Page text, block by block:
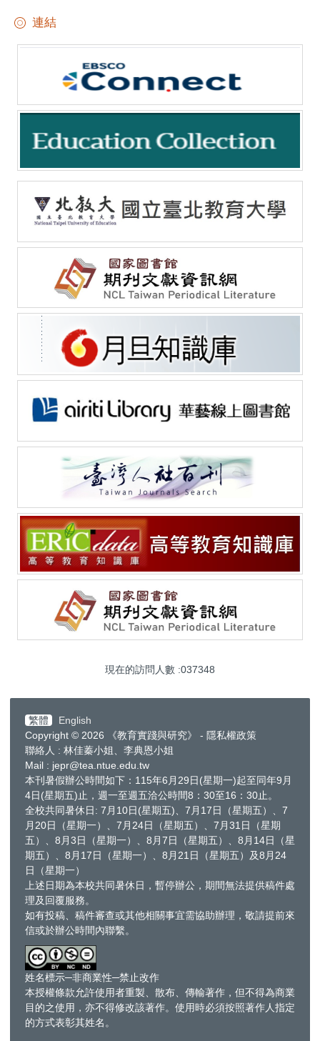
連結
現在的訪問人數 :037348
繁體
English
Copyright © 2026 《教育實踐與研究》 - 隱私權政策
聯絡人 : 林佳蓁小姐、李典恩小姐
Mail : jepr@tea.ntue.edu.tw
本刊暑假辦公時間如下：115年6月29日(星期一)起至同年9月
4日(星期五)止，週一至週五洽公時間8：30至16：30止。
全校共同暑休日: 7月10日(星期五)、7月17日（星期五）、7
月20日（星期一）、7月24日（星期五）、7月31日（星期
五）、8月3日（星期一）、8月7日（星期五）、8月14日（星
期五）、8月17日（星期一）、8月21日（星期五）及8月24
日（星期一）
上述日期為本校共同暑休日，暫停辦公，期間無法提供稿件處
理及回覆服務。
如有投稿、稿件審查或其他相關事宜需協助辦理，敬請提前來
信或於辦公時間內聯繫。
姓名標示─非商業性─禁止改作
本授權條款允許使用者重製、散布、傳輸著作，但不得為商業
目的之使用，亦不得修改該著作。使用時必須按照著作人指定
的方式表彰其姓名。